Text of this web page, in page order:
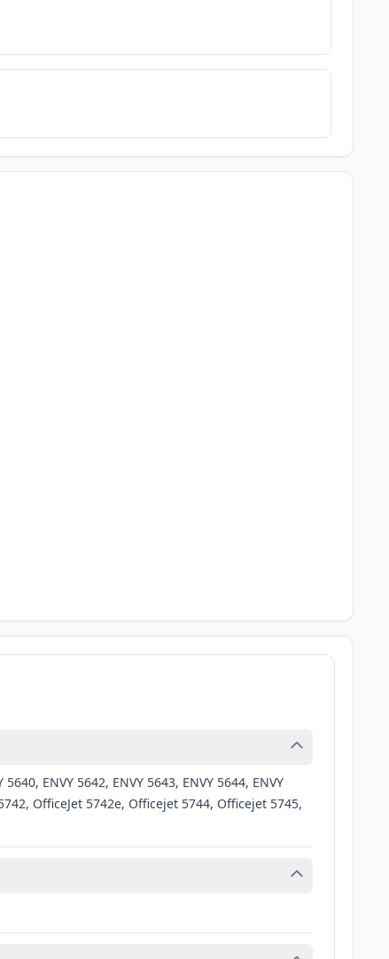
ENVY 5642, ENVY 5643, ENVY 5644, ENVY
OfficeJet 5742e, Officejet 5744, Officejet 5745,